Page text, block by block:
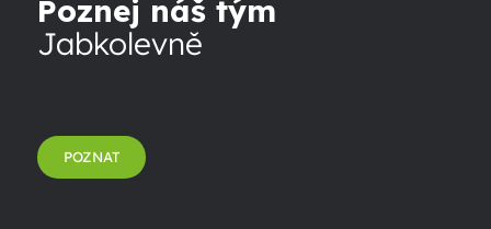
Poznej náš tým
Jabkolevně
POZNAT